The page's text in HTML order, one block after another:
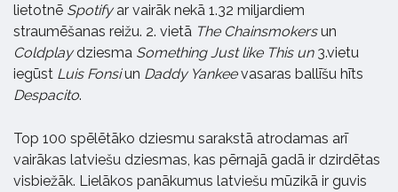
lietotnē Spotifyar vairāk nekā 1.32 miljardiem
straumēšanas reižu. 2. vietā The Chainsmokersun
Coldplaydziesma Something Just like This un 3.vietu
iegūst Luis Fonsiun Daddy Yankeevasaras ballīšu hīts
Despacito.
Top 100 spēlētāko dziesmu sarakstā atrodamas arī
vairākas latviešu dziesmas, kas pērnajā gadā ir dzirdētas
visbiežāk. Lielākos panākumus latviešu mūzikā ir guvis